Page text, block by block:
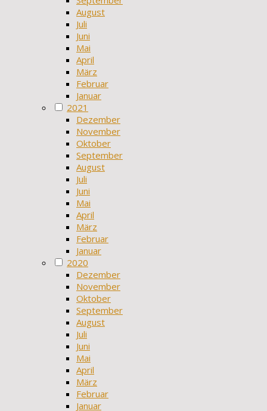
August
Juli
Juni
Mai
April
März
Februar
Januar
2021
Dezember
November
Oktober
September
August
Juli
Juni
Mai
April
März
Februar
Januar
2020
Dezember
November
Oktober
September
August
Juli
Juni
Mai
April
März
Februar
Januar